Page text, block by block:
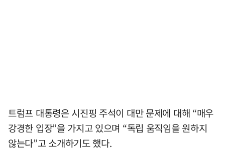
트럼프 대통령은 시진핑 주석이 대만 문제에 대해 “매우
강경한 입장”을 가지고 있으며 “독립 움직임을 원하지
않는다”고 소개하기도 했다.